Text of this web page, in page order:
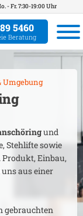
- Fr. 7:30-19:00 Uhr
5460
Beratung
Umgebung
und
Stehlifte sowie
Einbau,
aus einer
gebrauchten